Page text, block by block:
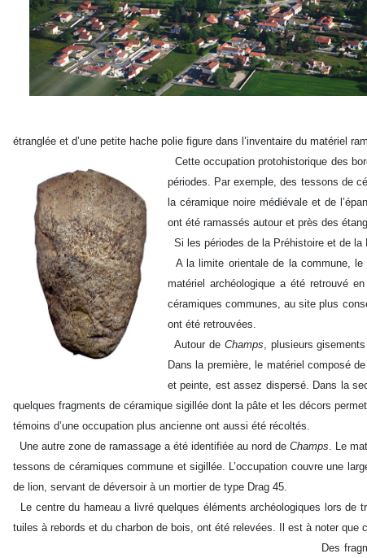
étranglée et d’une petite hache polie figure dans l’inventaire du matériel
Cette occupation protohistorique des
périodes. Par exemple, des tessons de
la céramique noire médiévale et de
ont été ramassés autour et près des
Si les périodes de la Préhistoire et de la
A la limite orientale de la commune,
matériel archéologique a été retrouvé
céramiques communes, au site plus
ont été retrouvées.
Autour de Champs, plusieurs
Dans la première, le matériel composé
et peinte, est assez dispersé. Dans la
quelques fragments de céramique sigillée dont la pâte et les décors
témoins d’une occupation plus ancienne ont aussi été récoltés.
Une autre zone de ramassage a été identifiée au nord de Champs. Le
tessons de céramiques commune et sigillée. L’occupation couvre une
de lion, servant de déversoir à un mortier de type Drag 45.
Le centre du hameau a livré quelques éléments archéologiques lors de
tuiles à rebords et du charbon de bois, ont été relevées. Il est à noter que
Des